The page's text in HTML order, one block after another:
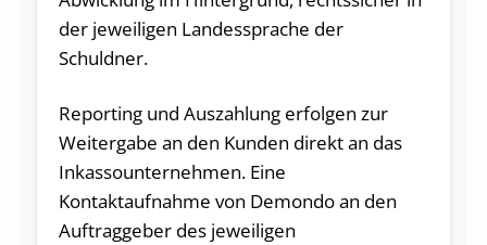
der jeweiligen Landessprache der
Schuldner.
Reporting und Auszahlung erfolgen zur
Weitergabe an den Kunden direkt an das
Inkassounternehmen. Eine
Kontaktaufnahme von Demondo an den
Auftraggeber des jeweiligen